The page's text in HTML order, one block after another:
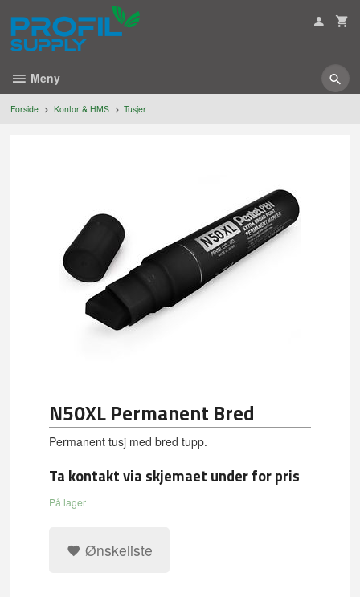
innholdet
Meny
Forside Kontor & HMS Tusjer
N50XL Permanent Bred
Permanent tusj med bred tupp.
Ta kontakt via skjemaet under for pris
På lager
Ønskeliste